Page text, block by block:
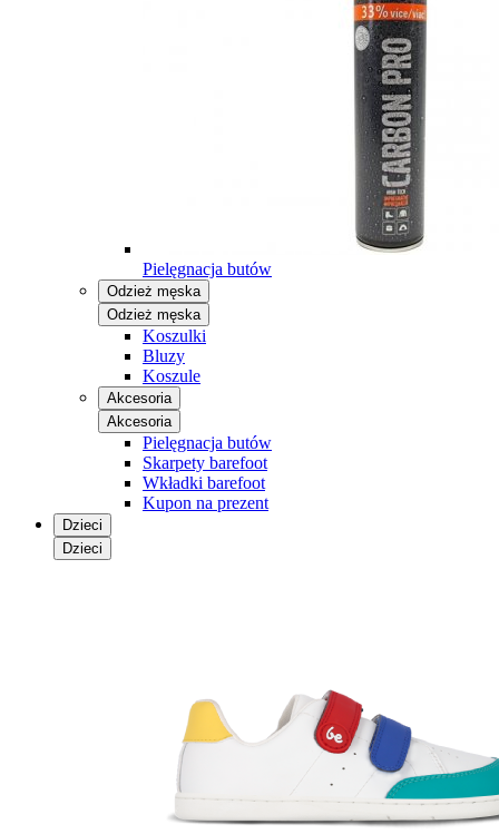
Pielęgnacja butów
Odzież męska
Odzież męska
Koszulki
Bluzy
Koszule
Akcesoria
Akcesoria
Pielęgnacja butów
Skarpety barefoot
Wkładki barefoot
Kupon na prezent
Dzieci
Dzieci